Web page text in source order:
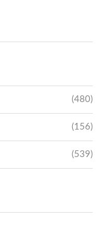
(480)
(156)
(539)